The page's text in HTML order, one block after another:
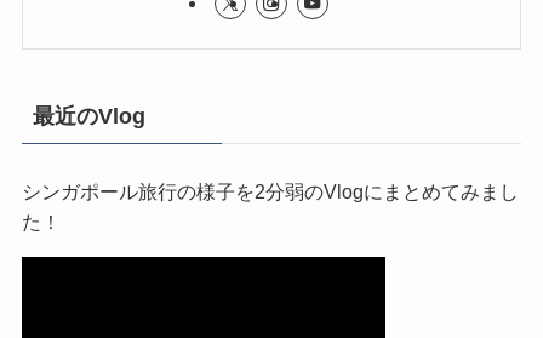
最近のVlog
シンガポール旅行の様子を2分弱のVlogにまとめてみまし
た！